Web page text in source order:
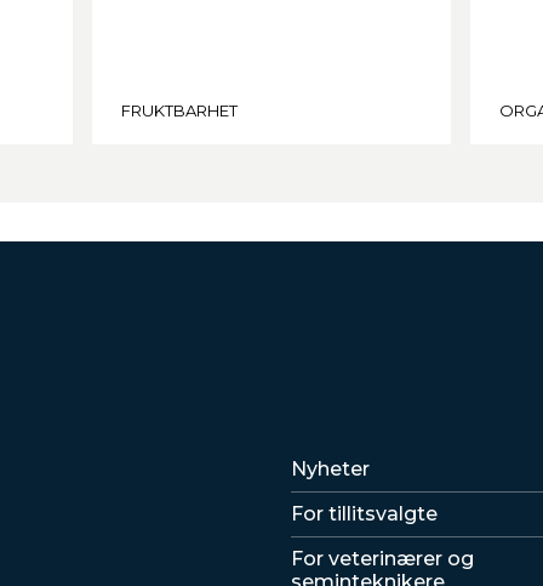
FRUKTBARHET
Lenker
Nyheter
For tillitsvalgte
For veterinærer og
seminteknikere